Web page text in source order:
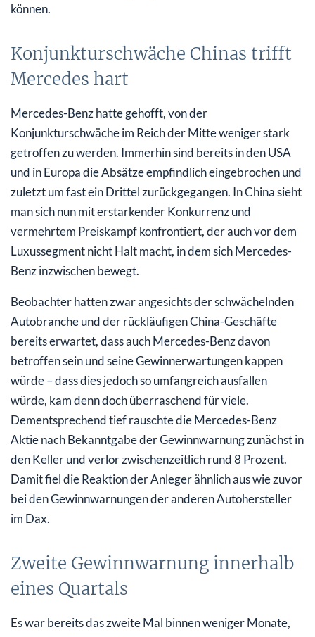
können.
Konjunkturschwäche Chinas trifft
Mercedes hart
Mercedes-Benz hatte gehofft, von der
Konjunkturschwäche im Reich der Mitte weniger stark
getroffen zu werden. Immerhin sind bereits in den USA
und in Europa die Absätze empfindlich eingebrochen und
zuletzt um fast ein Drittel zurückgegangen. In China sieht
man sich nun mit erstarkender Konkurrenz und
vermehrtem Preiskampf konfrontiert, der auch vor dem
Luxussegment nicht Halt macht, in dem sich Mercedes-
Benz inzwischen bewegt.
Beobachter hatten zwar angesichts der schwächelnden
Autobranche und der rückläufigen China-Geschäfte
bereits erwartet, dass auch Mercedes-Benz davon
betroffen sein und seine Gewinnerwartungen kappen
würde – dass dies jedoch so umfangreich ausfallen
würde, kam denn doch überraschend für viele.
Dementsprechend tief rauschte die Mercedes-Benz
Aktie nach Bekanntgabe der Gewinnwarnung zunächst in
den Keller und verlor zwischenzeitlich rund 8 Prozent.
Damit fiel die Reaktion der Anleger ähnlich aus wie zuvor
bei den Gewinnwarnungen der anderen Autohersteller
im Dax.
Zweite Gewinnwarnung innerhalb
eines Quartals
Es war bereits das zweite Mal binnen weniger Monate,